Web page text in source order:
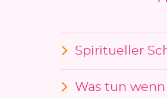
Spiritueller
Was tun